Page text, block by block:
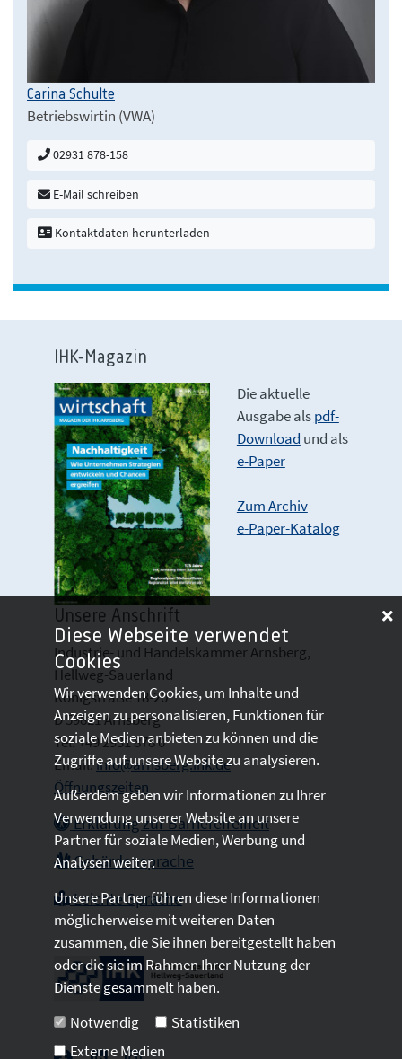
Carina Schulte
Betriebswirtin (VWA)
02931 878-158
E-Mail schreiben
Kontaktdaten herunterladen
IHK-Magazin
Die aktuelle
Ausgabe alspdf-
Download und als
e-Paper
Zum Archiv
e-Paper-Katalog
Unsere Anschrift
Industrie- und Handelskammer Arnsberg,
Hellweg-Sauerland
Königstraße 18-20
D 59821 Arnsberg
Tel: +49 2931 878 0
Email:info@arnsberg.ihk.de
Öffnungszeiten
Erklärung zur Barrierefreiheit
Gebärdensprache
Leichte Sprache
Diese Webseite verwendet
Cookies
Wir verwenden Cookies, um Inhalte und
Anzeigen zu personalisieren, Funktionen für
soziale Medien anbieten zu können und die
Zugriffe auf unsere Website zu analysieren.
Außerdem geben wir Informationen zu Ihrer
Verwendung unserer Website an unsere
Partner für soziale Medien, Werbung und
Analysen weiter.
Unsere Partner führen diese Informationen
möglicherweise mit weiteren Daten
zusammen, die Sie ihnen bereitgestellt haben
oder die sie im Rahmen Ihrer Nutzung der
Dienste gesammelt haben.
Notwendig
Statistiken
Externe Medien